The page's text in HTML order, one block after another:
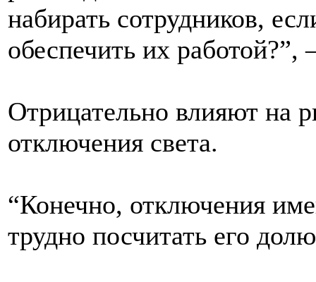
набирать сотрудников,
обеспечить их
Отрицательно влияют на
отключения света.
“Конечно, отключения
трудно посчитать его